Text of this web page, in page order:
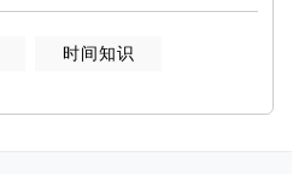
时间知识